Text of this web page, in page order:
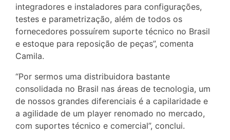
integradores e instaladores para configurações,
testes e parametrização, além de todos os
fornecedores possuírem suporte técnico no Brasil
e estoque para reposição de peças”, comenta
Camila.
“Por sermos uma distribuidora bastante
consolidada no Brasil nas áreas de tecnologia, um
de nossos grandes diferenciais é a capilaridade e
a agilidade de um player renomado no mercado,
com suportes técnico e comercial”, conclui.